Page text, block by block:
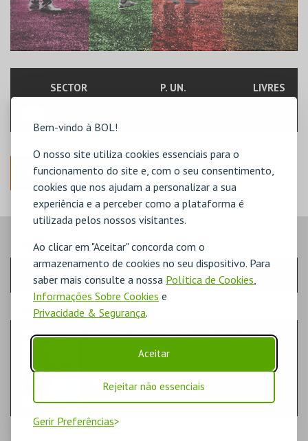
Bem-vindo à BOL!
O nosso site utiliza cookies essenciais para o
funcionamento do site e, com o seu consentimento,
cookies que nos ajudam a personalizar a sua
experiência e a perceber como a plataforma é
utilizada pelos nossos visitantes.
Ao clicar em "Aceitar" concorda com o
armazenamento de cookies no seu dispositivo. Para
saber mais consulte a nossa Política de Cookies
Informações Sobre Cookies e
Privacidade & Segurança.
Aceitar
Rejeitar não essenciais
Gerir Preferências
SECTOR P. UN. LIVRES
ANTERIOR
PASSO- SESSÃO
DOMINGO | 30 AGO 2026 | 19:00
PASSO- EVENTO
WORTEN MOCK FEST'26 | FUSO AO VIVO -
BUMBA NA FOFINHA
TEATRO & ARTE | STAND-UP
CINEMA SÃO JORGE .